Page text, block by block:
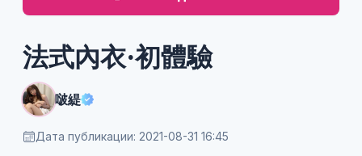
法式內衣·初體驗
啵緹
Дата публикации: 2021-08-31 16:45